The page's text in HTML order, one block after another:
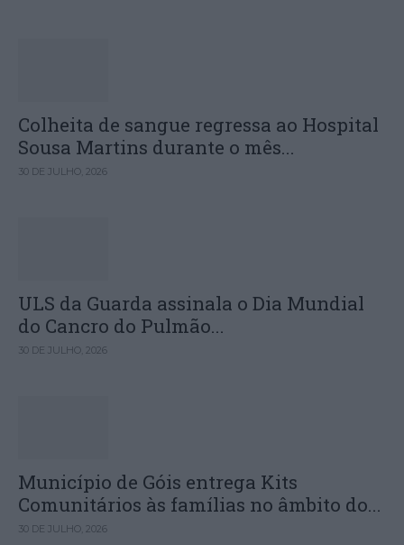
Colheita de sangue regressa ao Hospital
Sousa Martins durante o mês...
30 DE JULHO, 2026
ULS da Guarda assinala o Dia Mundial
do Cancro do Pulmão...
30 DE JULHO, 2026
Município de Góis entrega Kits
Comunitários às famílias no âmbito do...
30 DE JULHO, 2026